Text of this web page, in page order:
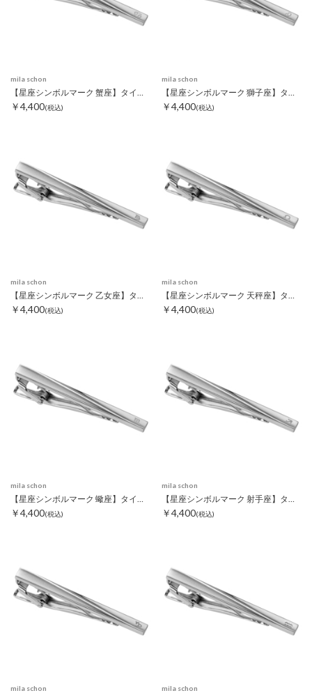
mila schon
￥4,400(税込)
mila schon
￥4,400(税込)
mila schon
【星座シンボルマーク 乙女座】タイピン
￥4,400(税込)
mila schon
【星座シンボルマーク 天秤座】タイピン
￥4,400(税込)
mila schon
￥4,400(税込)
mila schon
￥4,400(税込)
mila schon mila schon